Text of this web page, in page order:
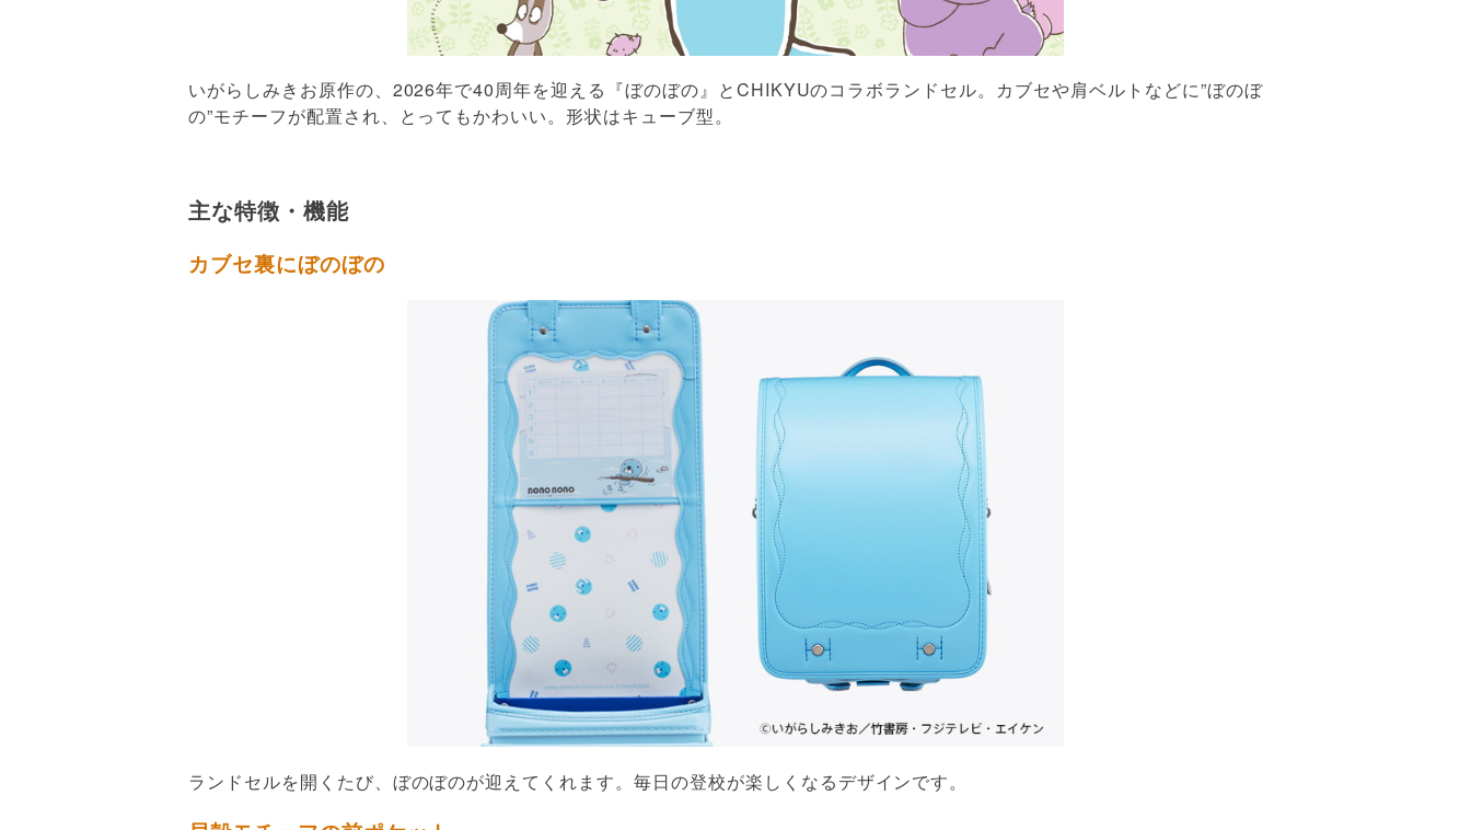
いがらしみきお原作の、2026年で40周年を迎える『ぼのぼの』とCHIKYUのコラボランドセル。カブセや肩ベルトなどに”ぼのぼ
の”モチーフが配置され、とってもかわいい。形状はキューブ型。
主な特徴・機能
カブセ裏にぼのぼの
ランドセルを開くたび、ぼのぼのが迎えてくれます。毎日の登校が楽しくなるデザインです。